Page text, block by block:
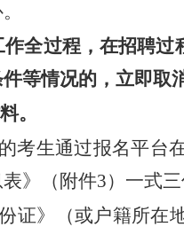
全过程，在招聘
等情况的，立即取
。
考生通过报名平台
》（附件3）一式
证》（或户籍所在